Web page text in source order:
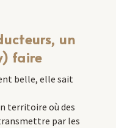
un
faire
belle, elle sait
territoire où des
par les